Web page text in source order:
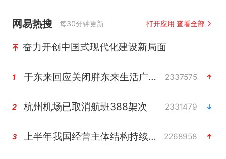
网易热搜 每30分钟更新 打开应用 查看全部
奋力开创中国式现代化建设新局面
1 于东来回应关闭胖东来生活广场店 2337575
2 杭州机场已取消航班388架次 2331479
3 上半年我国经营主体结构持续优化 2268958